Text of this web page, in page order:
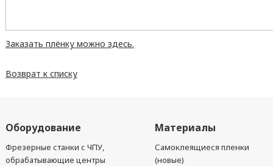
Заказать плёнку можно здесь.
Возврат к списку
Оборудование
Фрезерные станки с ЧПУ,
обрабатывающие центры
Материалы
Самоклеящиеся пленки
(новые)